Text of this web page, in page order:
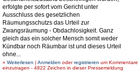
erfolgte per sofort vom Gericht unter
Ausschluss des gesetzlichen
Räumungsschutzs das Urteil zur
Zwangsräumung - Obdachlosigkeit. Ganz
gleich das ein solcher Mensch somit weder
Kündbar noch Räumbar ist und dieses Urteil
ohne...
» Weiterlesen | Anmelden oderregistrieren um Kommentare
einzutragen - 4822 Zeichen in dieser Pressemeldung